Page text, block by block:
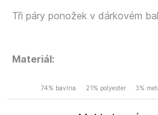
Tři páry ponožek v dárkovém
Materiál:
74% bavlna 21% polyester 3%